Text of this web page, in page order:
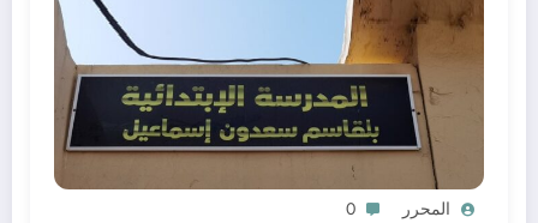
المحرر 0